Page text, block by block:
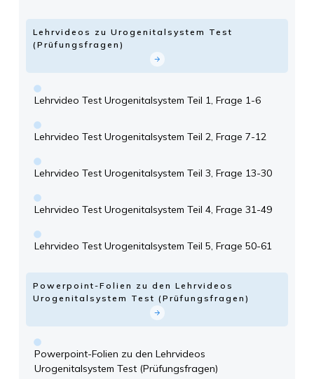
Lehrvideos zu Urogenitalsystem Test
(Prüfungsfragen)
Lehrvideo Test Urogenitalsystem Teil 1, Frage 1-6
Lehrvideo Test Urogenitalsystem Teil 2, Frage 7-12
Lehrvideo Test Urogenitalsystem Teil 3, Frage 13-30
Lehrvideo Test Urogenitalsystem Teil 4, Frage 31-49
Lehrvideo Test Urogenitalsystem Teil 5, Frage 50-61
Powerpoint-Folien zu den Lehrvideos
Urogenitalsystem Test (Prüfungsfragen)
Powerpoint-Folien zu den Lehrvideos
Urogenitalsystem Test (Prüfungsfragen)